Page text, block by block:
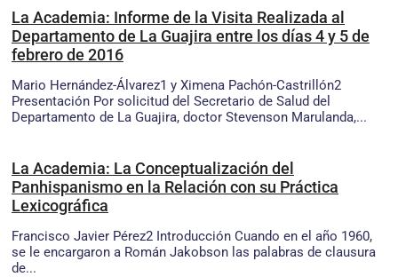
La Academia: Informe de la Visita Realizada al
Departamento de La Guajira entre los días 4 y 5 de
febrero de 2016
Mario Hernández-Álvarez1 y Ximena Pachón-Castrillón2
Presentación Por solicitud del Secretario de Salud del
Departamento de La Guajira, doctor Stevenson Marulanda,...
La Academia: La Conceptualización del
Panhispanismo en la Relación con su Práctica
Lexicográfica
Francisco Javier Pérez2 Introducción Cuando en el año 1960,
se le encargaron a Román Jakobson las palabras de clausura
de...